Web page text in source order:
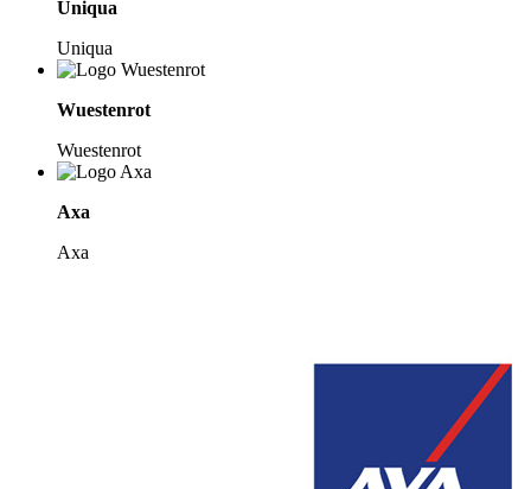
Uniqua
Uniqua
Wuestenrot
Wuestenrot
Axa
Axa